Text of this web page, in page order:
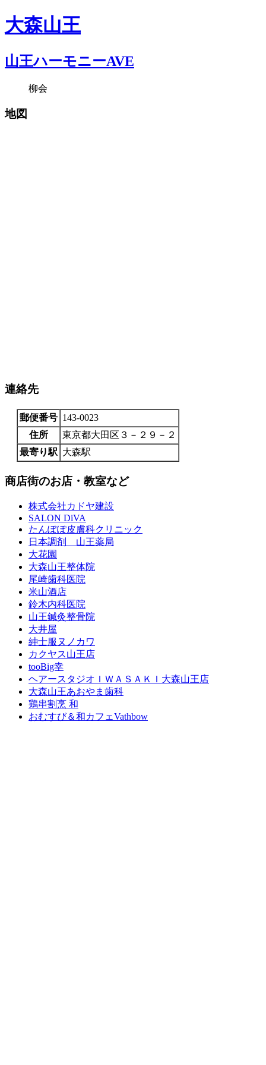
大森山王
山王ハーモニーAVE
柳会
地図
連絡先
郵便番号 143-0023
住所
東京都大田区３－２９－２
最寄り駅 大森駅
商店街のお店・教室など
株式会社カドヤ建設
SALON DiVA
たんぽぽ皮膚科クリニック
日本調剤 山王薬局
大花園
大森山王整体院
尾崎歯科医院
米山酒店
鈴木内科医院
山王鍼灸整骨院
大井屋
紳士服ヌノカワ
カクヤス山王店
tooBig幸
ヘアースタジオＩＷＡＳＡＫＩ大森山王店
大森山王あおやま歯科
鶏串割烹 和
おむすび＆和カフェVathbow